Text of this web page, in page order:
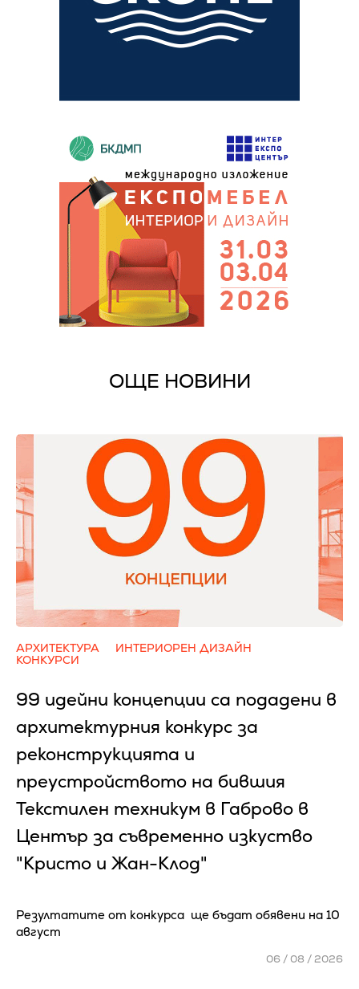
ОЩЕ НОВИНИ
АРХИТЕКТУРА
ИНТЕРИОРЕН ДИЗАЙН
КОНКУРСИ
99 идейни концепции са подадени в
архитектурния конкурс за
реконструкцията и
преустройството на бившия
Текстилен техникум в Габрово в
Център за съвременно изкуство
"Кристо и Жан-Клод"
Резултатите от конкурса ще бъдат обявени на 10
август
06 / 08 / 2026